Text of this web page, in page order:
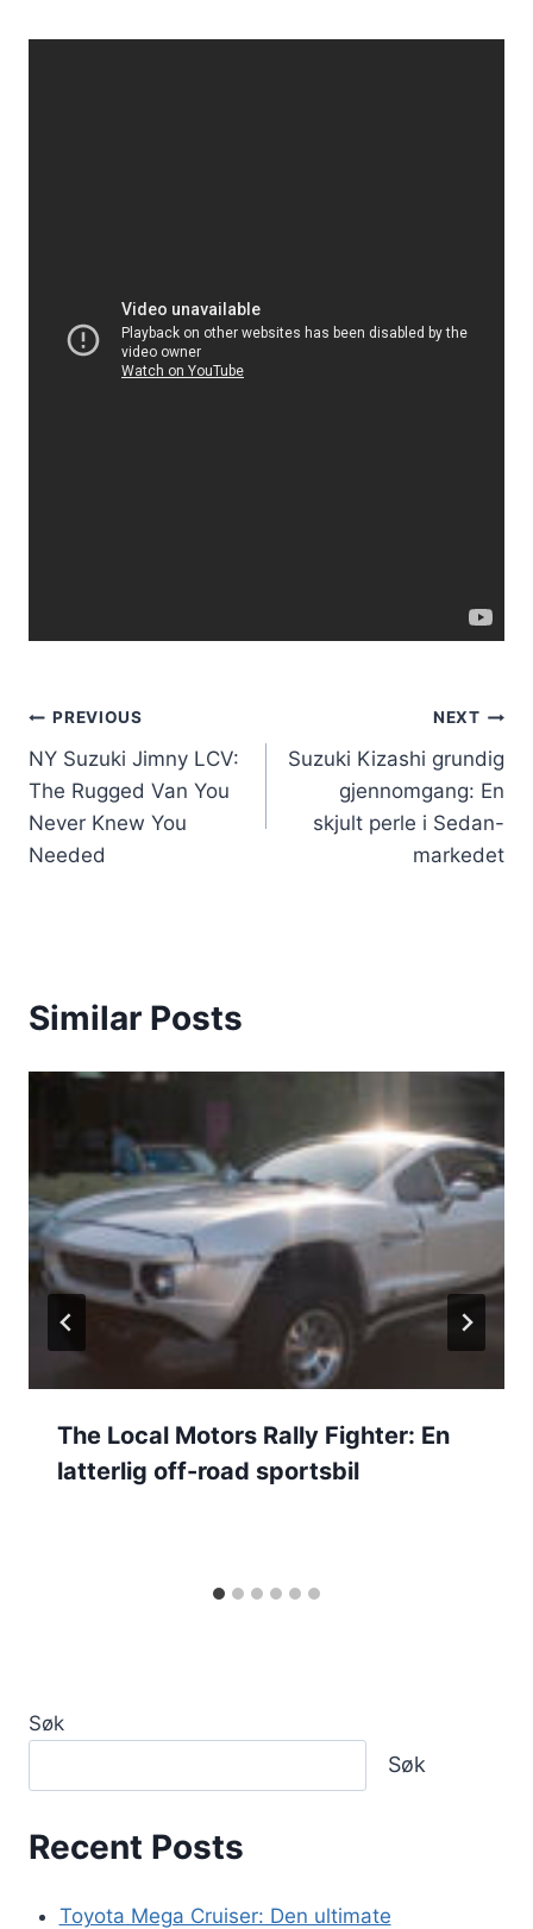
Innleggsnavigasjon
PREVIOUS
NY Suzuki Jimny LCV:
The Rugged Van You
Never Knew You
Needed
NEXT
Suzuki Kizashi grundig
gjennomgang: En
skjult perle i Sedan-
markedet
Similar Posts
The Local Motors Rally Fighter: En
latterlig off-road sportsbil
Søk
Søk
Recent Posts
Toyota Mega Cruiser: Den ultimate